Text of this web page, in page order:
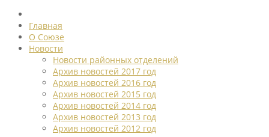
Главная
О Союзе
Новости
Новости районных отделений
Архив новостей 2017 год
Архив новостей 2016 год
Архив новостей 2015 год
Архив новостей 2014 год
Архив новостей 2013 год
Архив новостей 2012 год